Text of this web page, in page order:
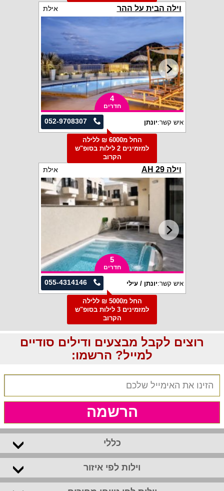
וילה הבית על ההר אילת
4
חדרים
052-9708307 איש קשר:יונתן
החל מ6000 ₪ ללילה
למזמינים 2 לילות בסופ"ש
הקרוב
וילה 29 AH אילת
5
חדרים
055-4314146 איש קשר:יונתן / עילי
החל מ5000 ₪ ללילה
למזמינים 3 לילות בסופ"ש
הקרוב
רוצים לקבל מבצעים ודילים סודיים
למייל? הרשמו:
הרשמה
כללי
וילות לפי איזור